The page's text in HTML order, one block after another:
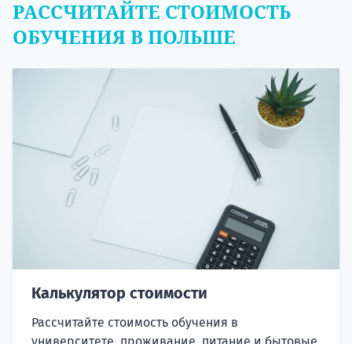
РАССЧИТАЙТЕ СТОИМОСТЬ
ОБУЧЕНИЯ В ПОЛЬШЕ
Калькулятор стоимости
Рассчитайте стоимость обучения в